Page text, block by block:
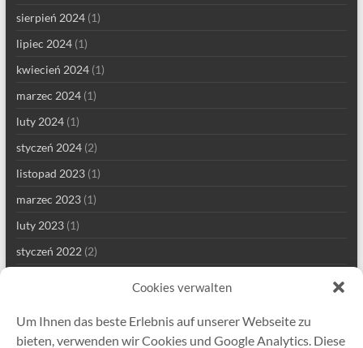
Cookies verwalten
Um Ihnen das beste Erlebnis auf unserer Webseite zu
bieten, verwenden wir Cookies und Google Analytics. Diese
sierpień 2024(1)
lipiec 2024(1)
kwiecień 2024(1)
marzec 2024(1)
luty 2024(1)
styczeń 2024(2)
listopad 2023(1)
marzec 2023(1)
luty 2023(1)
styczeń 2022(2)
sierpień 2021(4)